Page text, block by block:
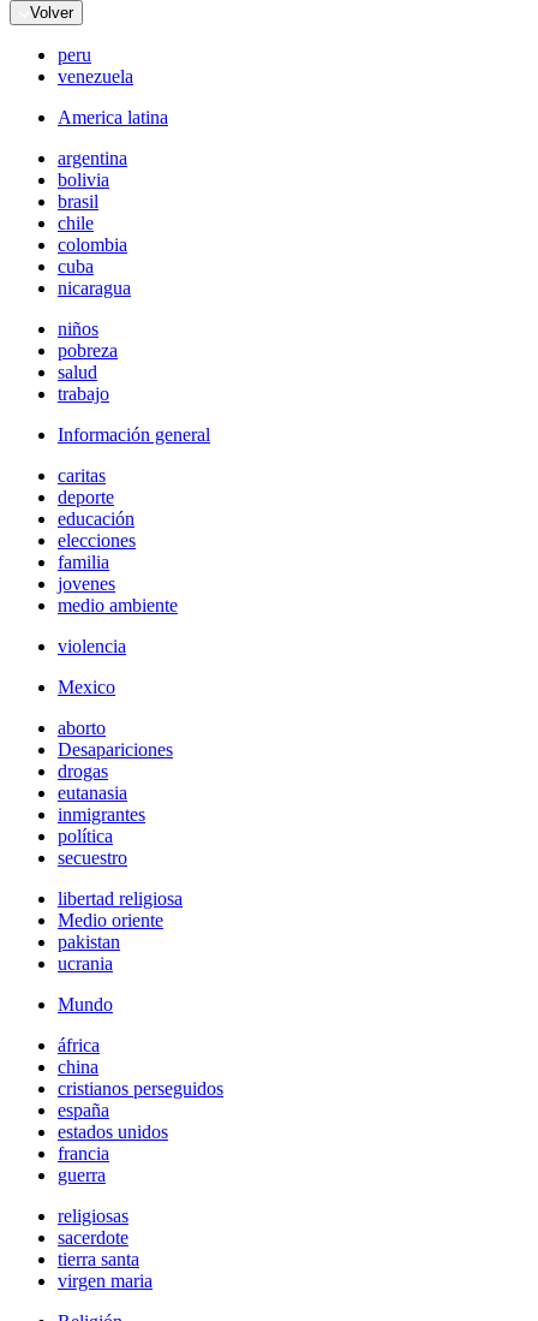
Volver
peru
venezuela
America latina
argentina
bolivia
brasil
chile
colombia
cuba
nicaragua
niños
pobreza
salud
trabajo
Información general
caritas
deporte
educación
elecciones
familia
jovenes
medio ambiente
violencia
Mexico
aborto
Desapariciones
drogas
eutanasia
inmigrantes
política
secuestro
libertad religiosa
Medio oriente
pakistan
ucrania
Mundo
áfrica
china
cristianos perseguidos
españa
estados unidos
francia
guerra
religiosas
sacerdote
tierra santa
virgen maria